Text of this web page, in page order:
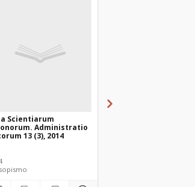
Scientiarum
Administratio
13 (3), 2014